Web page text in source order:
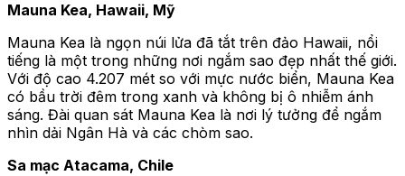
Mauna Kea, Hawaii, Mỹ
Mauna Kea là ngọn núi lửa đã tắt trên đảo Hawaii, nổi
tiếng là một trong những nơi ngắm sao đẹp nhất thế giới.
Với độ cao 4.207 mét so với mực nước biển, Mauna Kea
có bầu trời đêm trong xanh và không bị ô nhiễm ánh
sáng. Đài quan sát Mauna Kea là nơi lý tưởng để ngắm
nhìn dải Ngân Hà và các chòm sao.
Sa mạc Atacama, Chile